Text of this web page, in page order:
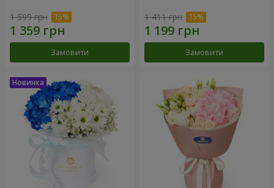
1 599 грн
Замовити
1 411 грн
Замовити